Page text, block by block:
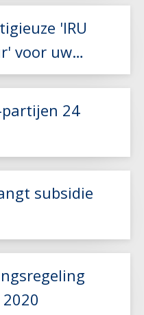
'IRU
voor uw
24
subsidie